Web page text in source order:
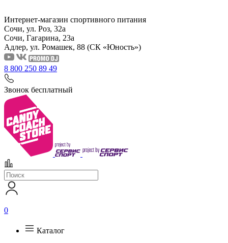
Интернет-магазин спортивного питания
Сочи, ул. Роз, 32а
Сочи, Гагарина, 23а
Адлер, ул. Ромашек, 88 (СК «Юность»)
8 800 250 89 49
Звонок бесплатный
0
Каталог